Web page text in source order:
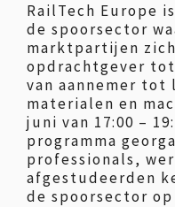
RailTech Europe
de spoorsector
marktpartijen
opdrachtgever
van aannemer tot
materialen en
juni van 17:00 –
programma
professionals,
afgestudeerden
de spoorsector